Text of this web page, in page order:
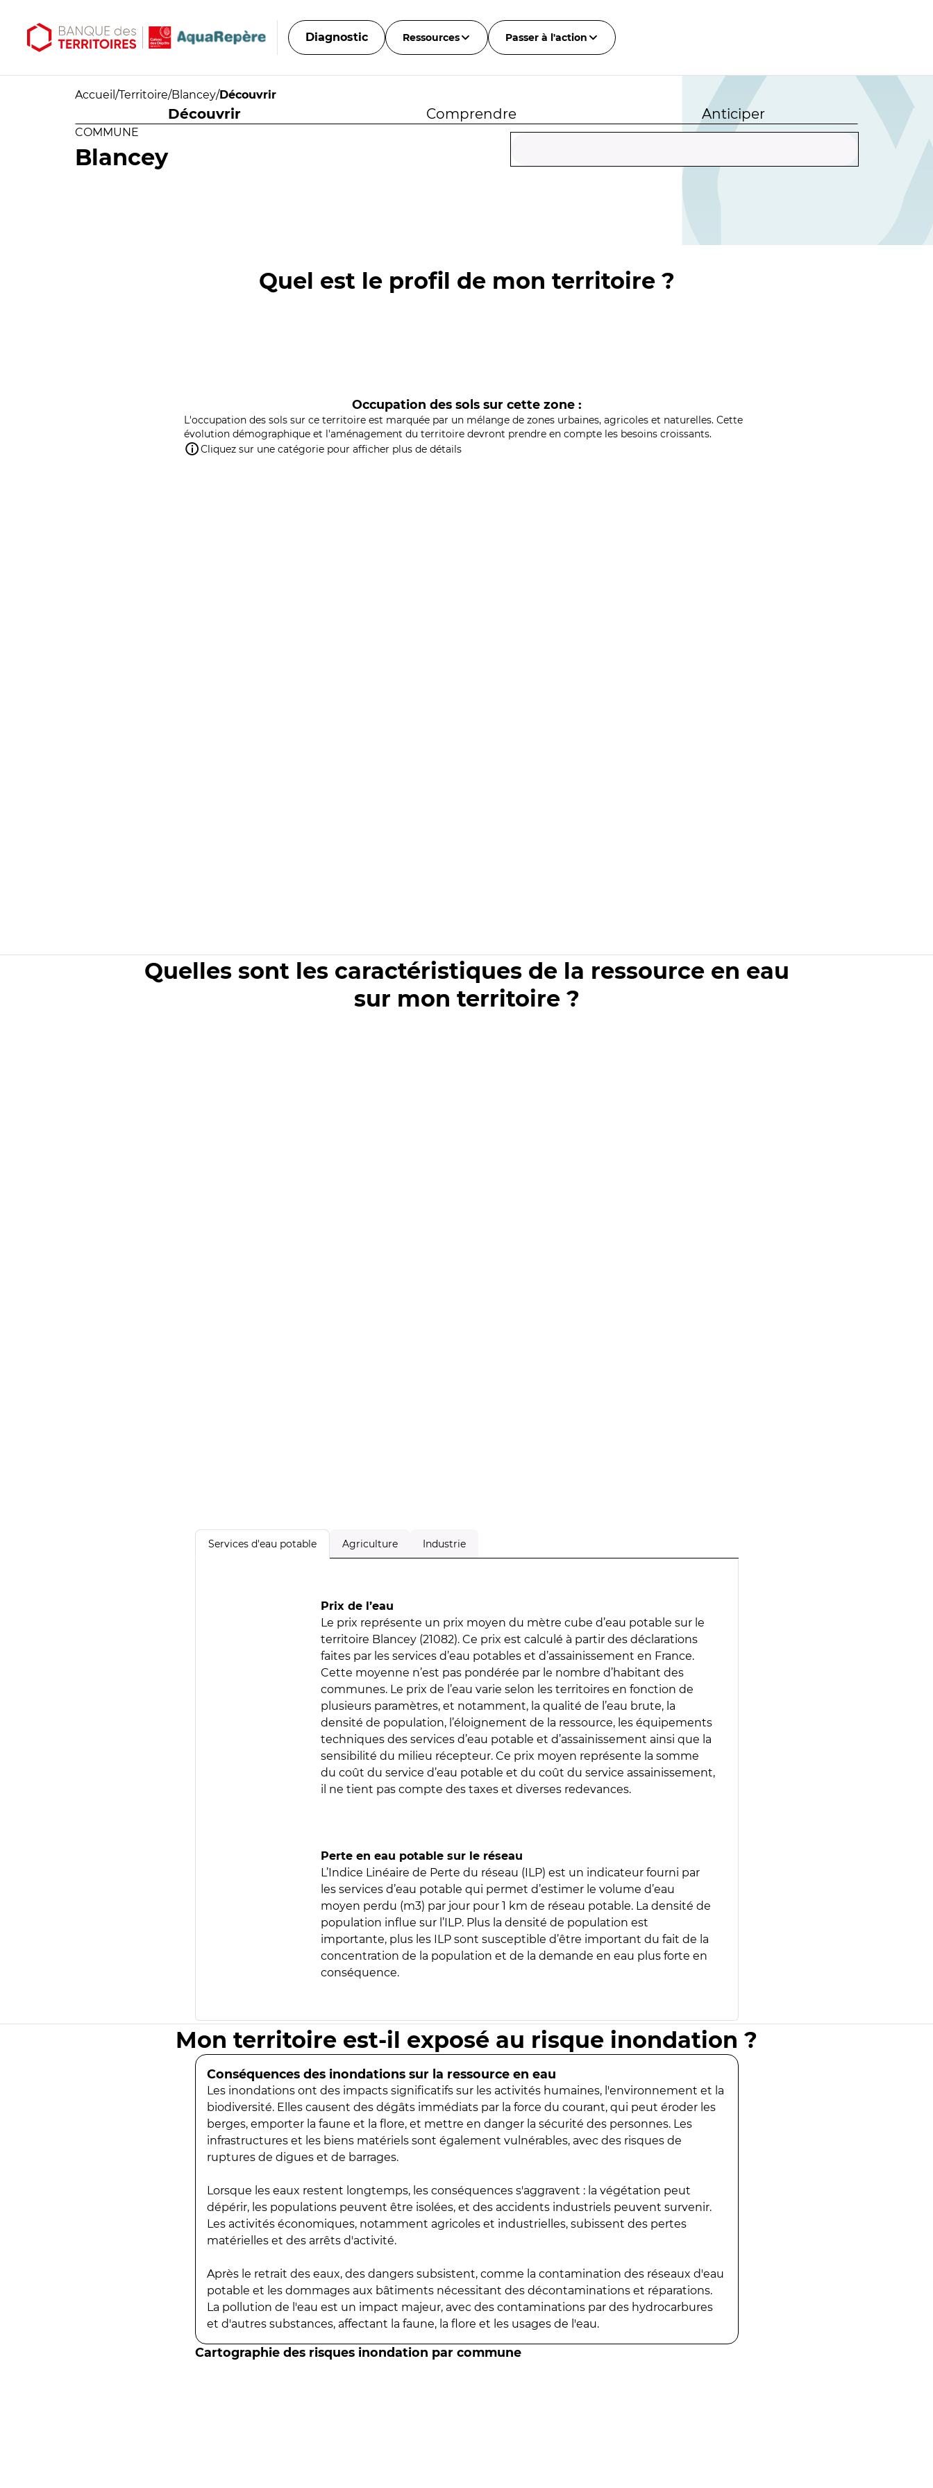
Diagnostic Ressources Passer à l'action
Accueil /Territoire/Blancey/Découvrir
Découvrir Comprendre Anticiper
COMMUNE
Blancey
Quel est le profil de mon territoire ?
Occupation des sols sur cette zone :
L'occupation des sols sur ce territoire est marquée par un mélange de zones urbaines, agricoles et naturelles. Cette
évolution démographique et l'aménagement du territoire devront prendre en compte les besoins croissants.
Cliquez sur une catégorie pour afficher plus de détails
Quelles sont les caractéristiques de la ressource en eau
sur mon territoire ?
Services d'eau potable Agriculture Industrie
Prix de l’eau
Le prix représente un prix moyen du mètre cube d’eau potable sur le
territoire Blancey (21082). Ce prix est calculé à partir des déclarations
faites par les services d’eau potables et d’assainissement en France.
Cette moyenne n’est pas pondérée par le nombre d’habitant des
communes. Le prix de l’eau varie selon les territoires en fonction de
plusieurs paramètres, et notamment, la qualité de l’eau brute, la
densité de population, l’éloignement de la ressource, les équipements
techniques des services d’eau potable et d’assainissement ainsi que la
sensibilité du milieu récepteur. Ce prix moyen représente la somme
du coût du service d’eau potable et du coût du service assainissement,
il ne tient pas compte des taxes et diverses redevances.
Perte en eau potable sur le réseau
L’Indice Linéaire de Perte du réseau (ILP) est un indicateur fourni par
les services d’eau potable qui permet d’estimer le volume d’eau
moyen perdu (m3) par jour pour 1 km de réseau potable. La densité de
population influe sur l’ILP. Plus la densité de population est
importante, plus les ILP sont susceptible d’être important du fait de la
concentration de la population et de la demande en eau plus forte en
conséquence.
Mon territoire est-il exposé au risque inondation ?
Conséquences des inondations sur la ressource en eau
Les inondations ont des impacts significatifs sur les activités humaines, l'environnement et la
biodiversité. Elles causent des dégâts immédiats par la force du courant, qui peut éroder les
berges, emporter la faune et la flore, et mettre en danger la sécurité des personnes. Les
infrastructures et les biens matériels sont également vulnérables, avec des risques de
ruptures de digues et de barrages.
Lorsque les eaux restent longtemps, les conséquences s'aggravent : la végétation peut
dépérir, les populations peuvent être isolées, et des accidents industriels peuvent survenir.
Les activités économiques, notamment agricoles et industrielles, subissent des pertes
matérielles et des arrêts d'activité.
Après le retrait des eaux, des dangers subsistent, comme la contamination des réseaux d'eau
potable et les dommages aux bâtiments nécessitant des décontaminations et réparations.
La pollution de l'eau est un impact majeur, avec des contaminations par des hydrocarbures
et d'autres substances, affectant la faune, la flore et les usages de l'eau.
Cartographie des risques inondation par commune